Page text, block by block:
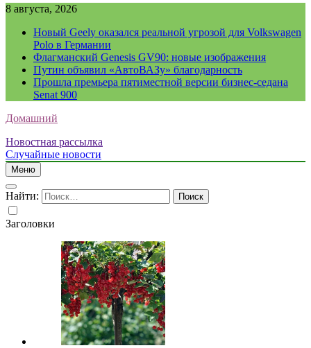
8 августа, 2026
Новый Geely оказался реальной угрозой для Volkswagen
Polo в Германии
Флагманский Genesis GV90: новые изображения
Путин объявил «АвтоВАЗу» благодарность
Прошла премьера пятиместной версии бизнес-седана
Senat 900
Домашний
Новостная рассылка
Случайные новости
Меню
Найти:
Заголовки